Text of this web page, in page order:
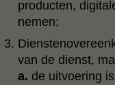
producten,
nemen;
van de dienst,
a. de uitvoering